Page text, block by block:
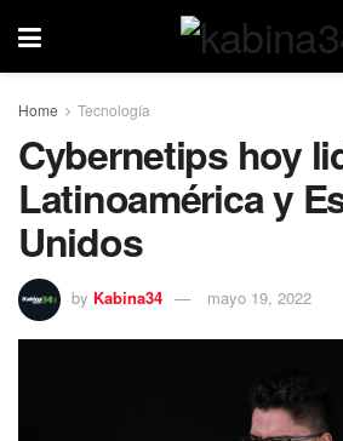
Home Tecnología
Cybernetips hoy
Latinoamérica y
Unidos
by Kabina34 mayo 19, 2022